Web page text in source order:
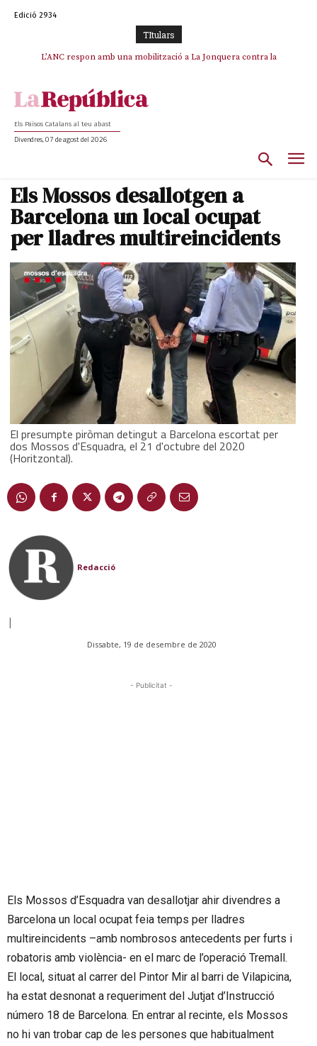
Edició 2934
TItulars
L’ANC respon amb una mobilització a La Jonquera contra la
SOS Costa Brava es planta contra la “nefasta” prolongació de la C-32 i
Els Països Catalans al teu abast
Divendres, 07 de agost del 2026
Els Mossos desallotgen a
Barcelona un local ocupat
per lladres multireincidents
El presumpte piròman detingut a Barcelona escortat per
dos Mossos d'Esquadra, el 21 d'octubre del 2020
(Horitzontal).
Redacció
|
Dissabte, 19 de desembre de 2020
- Publicitat -
Els Mossos d’Esquadra van desallotjar ahir divendres a
Barcelona un local ocupat feia temps per lladres
multireincidents –amb nombrosos antecedents per furts i
robatoris amb violència- en el marc de l’operació Tremall.
El local, situat al carrer del Pintor Mir al barri de Vilapicina,
ha estat desnonat a requeriment del Jutjat d’Instrucció
número 18 de Barcelona. En entrar al recinte, els Mossos
no hi van trobar cap de les persones que habitualment